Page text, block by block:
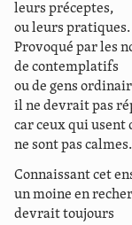
leurs préceptes,
ou leurs pratiques.
Provoqué par les
de contemplatifs
ou de gens
il ne devrait pas
car ceux qui usent
ne sont pas calmes.
Connaissant cet
un moine en
devrait toujours